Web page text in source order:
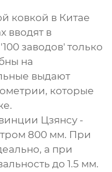
ковкой в Китае
вводят в
заводов' только
на
выдают
которые
Цзянсу -
800 мм. При
а при
до 1.5 мм.